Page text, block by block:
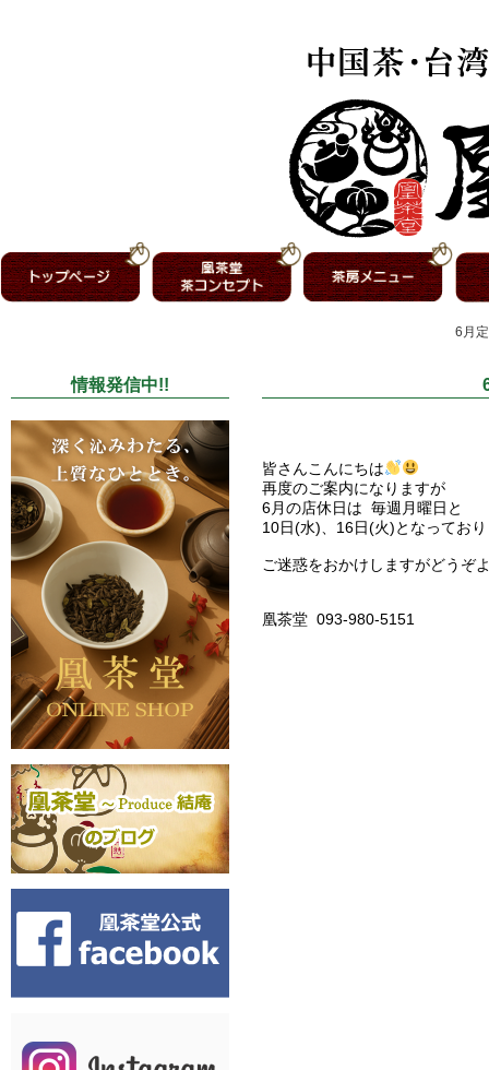
6月
情報発信中!!
皆さんこんにちは
再度のご案内になりますが
6月の店休日は 毎週月曜日と
10日(水)、16日(火)となってお
ご迷惑をおかけしますがどうぞ
凰茶堂 093-980-5151